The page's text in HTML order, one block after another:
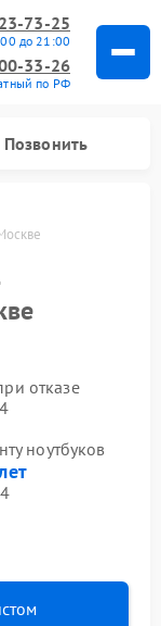
73-25
до 21:00
33-26
по РФ
Позвонить
отказе
ноутбуков